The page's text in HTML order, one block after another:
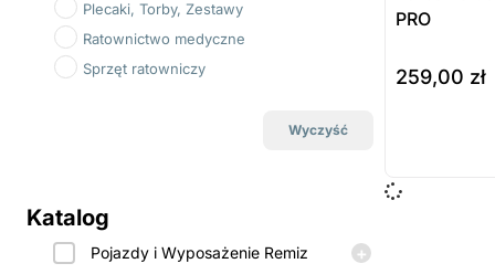
Plecaki, Torby, Zestawy
Ratownictwo medyczne
Sprzęt ratowniczy
Wyczyść
Katalog
Pojazdy i Wyposażenie Remiz +
PRO
259,00 zł